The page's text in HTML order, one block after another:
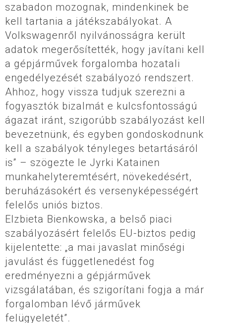
szabadon mozognak, mindenkinek be
kell tartania a játékszabályokat. A
Volkswagenről nyilvánosságra került
adatok megerősítették, hogy javítani kell
a gépjárművek forgalomba hozatali
engedélyezését szabályozó rendszert.
Ahhoz, hogy vissza tudjuk szerezni a
fogyasztók bizalmát e kulcsfontosságú
ágazat iránt, szigorúbb szabályozást kell
bevezetnünk, és egyben gondoskodnunk
kell a szabályok tényleges betartásáról
is” – szögezte le Jyrki Katainen
munkahelyteremtésért, növekedésért,
beruházásokért és versenyképességért
felelős uniós biztos.
Elzbieta Bienkowska, a belső piaci
szabályozásért felelős EU-biztos pedig
kijelentette: „a mai javaslat minőségi
javulást és függetlenedést fog
eredményezni a gépjárművek
vizsgálatában, és szigorítani fogja a már
forgalomban lévő járművek
felügyeletét”.